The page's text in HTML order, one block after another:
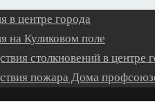
в центре города
на Куликовом поле
столкновений в центре
пожара Дома